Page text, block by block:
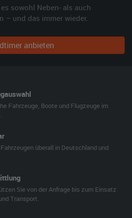
sowohl Neben- als auch
– und das immer wieder.
anbieten
Fahrzeuge, Boote und Flugzeuge im
überall in Deutschland und
Sie von der Anfrage bis zum Einsatz
Transport.